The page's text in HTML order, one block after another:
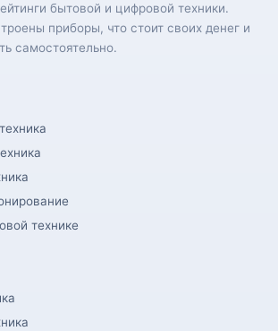
бытовой и цифровой техники.
приборы, что стоит своих денег и
самостоятельно.
технике